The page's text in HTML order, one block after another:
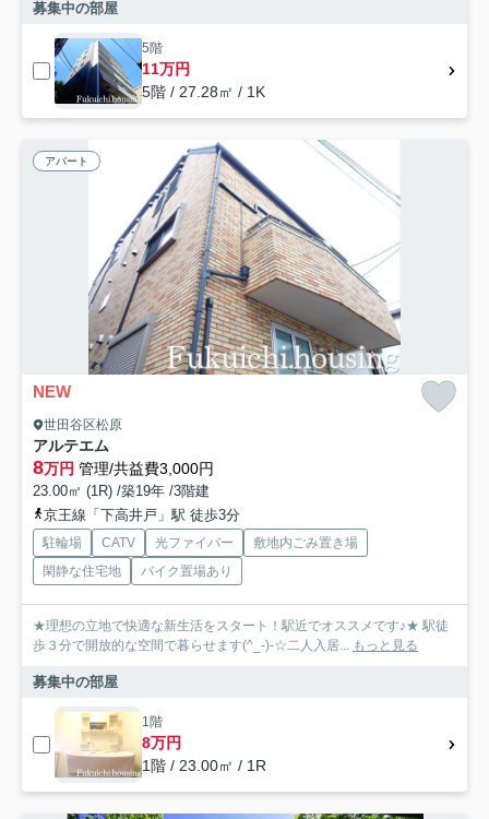
募集中の部屋
5階
11万円
5階 / 27.28㎡ / 1K
アパート
NEW
世田谷区松原
アルテエム
8万円 管理/共益費3,000円
23.00㎡ (1R) /築19年 /3階建
京王線「下高井戸」駅 徒歩3分
駐輪場 CATV 光ファイバー
敷地内ごみ置き場
閑静な住宅地
バイク置場あり
★理想の立地で快適な新生活をスタート！駅近でオススメです♪★ 駅徒
歩３分で開放的な空間で暮らせます(^_-)-☆二人入居... もっと見る
募集中の部屋
1階
8万円
1階 / 23.00㎡ / 1R